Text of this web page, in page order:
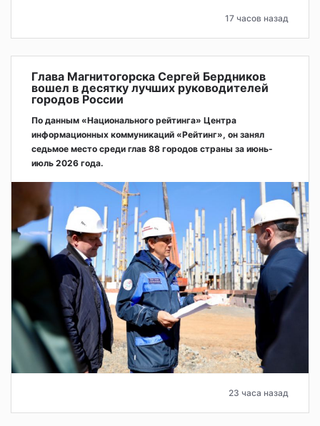
17 часов назад
Глава Магнитогорска Сергей Бердников
вошел в десятку лучших руководителей
городов России
По данным «Национального рейтинга» Центра
информационных коммуникаций «Рейтинг», он занял
седьмое место среди глав 88 городов страны за июнь-
июль 2026 года.
23 часа назад